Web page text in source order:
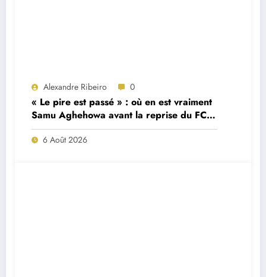
Alexandre Ribeiro 0
« Le pire est passé » : où en est vraiment
Samu Aghehowa avant la reprise du FC
Porto ?
6 Août 2026